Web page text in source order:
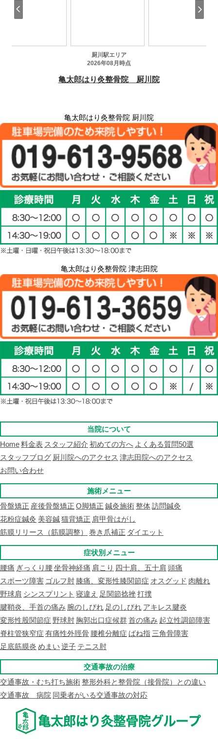
亀太郎はり灸整骨院 厨川院
亀太郎はり灸整骨院 津志田院
当院について
Home料金表 スタッフ紹介 初めての方へ よくある質問50選
スタッフブログ 厨川院へのアクセス 津志田院へのアクセス
お問い合わせ
施術メニュー
骨盤矯正 産後骨盤矯正 O脚矯正 鍼灸施術整体訪問鍼灸
花粉症鍼灸 美容鍼猫背矯正 肩甲骨はがし
筋膜リリース（筋膜調整）
巻き爪補正 ダイエット
症状別メニュー
腰痛 ぎっくり腰坐骨神経痛 肩こり 四十肩、五十肩 頭痛
スポーツ障害 ゴルフ肘 膝痛、変形性膝関節症 オスグッド 肉離れ
野球肩 シンスプリント 寝違え 足関節捻挫打撲
腱鞘炎、手首の痛み 腕のしびれ 足のしびれ アキレス腱炎
変形性股関節症 野球肘 胸郭出口症候群首の痛み 起立性調節障害
脊柱管狭窄症 有痛性外脛骨 腰椎分離症 ばね指 三角骨障害
足底筋膜炎 めまい 逆子 テニス肘
交通事故の治療
交通事故・むち打ち施術整形外科と整骨院（接骨院）との違い
交通事故 病院 同乗者がいる交通事故の対応